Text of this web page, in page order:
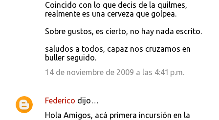
Coincido con lo que decis de la quilmes,
realmente es una cerveza que golpea.
Sobre gustos, es cierto, no hay nada escrito.
saludos a todos, capaz nos cruzamos en
buller seguido.
14 de noviembre de 2009 a las 4:41 p.m.
Federico dijo…
Hola Amigos, acá primera incursión en la